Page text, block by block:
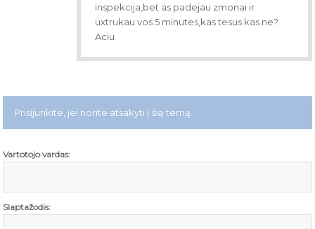
inspekcija,bet as padejau zmonai ir
uxtrukau vos 5 minutes,kas tesus kas ne?
Aciu
Prisijunkite, jei norite atsakyti į šią temą.
Vartotojo vardas:
Slaptažodis: